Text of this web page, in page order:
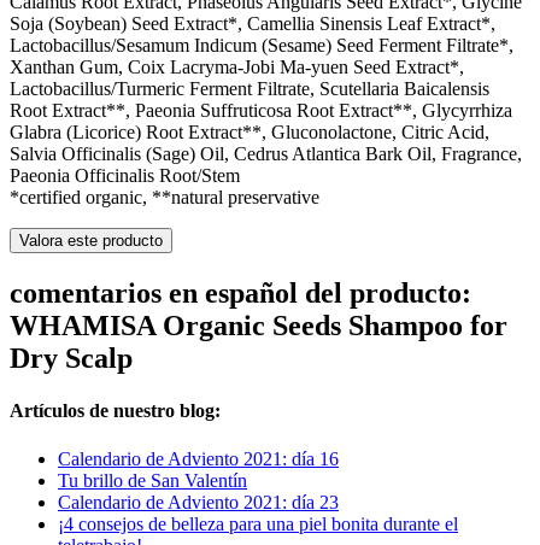
Soja (Soybean) Seed Extract*, Camellia Sinensis Leaf Extract*,
Lactobacillus/Sesamum Indicum (Sesame) Seed Ferment Filtrate*,
Xanthan Gum, Coix Lacryma-Jobi Ma-yuen Seed Extract*,
Lactobacillus/Turmeric Ferment Filtrate, Scutellaria Baicalensis
Root Extract**, Paeonia Suffruticosa Root Extract**, Glycyrrhiza
Glabra (Licorice) Root Extract**, Gluconolactone, Citric Acid,
Salvia Officinalis (Sage) Oil, Cedrus Atlantica Bark Oil, Fragrance,
Paeonia Officinalis Root/Stem
*certified organic, **natural preservative
Valora este producto
comentarios en español del producto:
WHAMISA Organic Seeds Shampoo for
Dry Scalp
Artículos de nuestro blog:
Calendario de Adviento 2021: día 16
Tu brillo de San Valentín
Calendario de Adviento 2021: día 23
¡4 consejos de belleza para una piel bonita durante el